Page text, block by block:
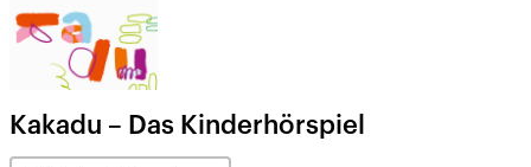
Kakadu – Das Kinderhörspiel